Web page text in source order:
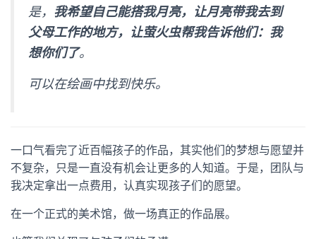
是， 我希望自己能搭我月亮，让月亮带我去到
父母工作的地方，让萤火虫帮我告诉他们：我
想你们了。
可以在绘画中找到快乐。
一口气看完了近百幅孩子的作品，其实他们的梦想与愿望并
不复杂，只是一直没有机会让更多的人知道。于是，团队与
我决定拿出一点费用，认真实现孩子们的愿望。
在一个正式的美术馆，做一场真正的作品展。